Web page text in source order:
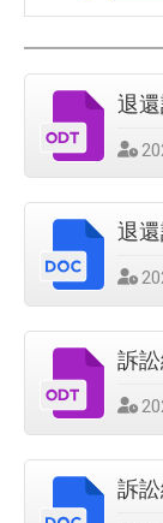
退
發
：
退
發
：
訴
發
：
訴